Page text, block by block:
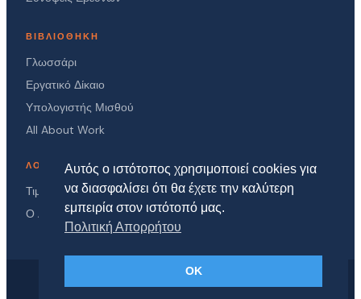
ΒΙΒΛΙΟΘΉΚΗ
Γλωσσάρι
Εργατικό Δίκαιο
Υπολογιστής Μισθού
All About Work
ΛΟΓΑΡΙΑΣΜΌΣ
Τιμές
Ο Λογαριασμός μου
Αυτός ο ιστότοπος χρησιμοποιεί cookies για
να διασφαλίσει ότι θα έχετε την καλύτερη
εμπειρία στον ιστότοπό μας.
Πολιτική Απορρήτου
OK